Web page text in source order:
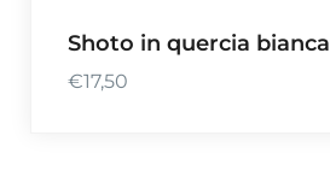
Shoto in quercia bianca
€17,50